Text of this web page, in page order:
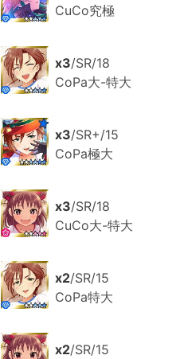
CuCo究極
x3/SR/18
CoPa大-特大
x3/SR+/15
CoPa極大
x3/SR/18
CuCo大-特大
x2/SR/15
CoPa特大
x2/SR/15